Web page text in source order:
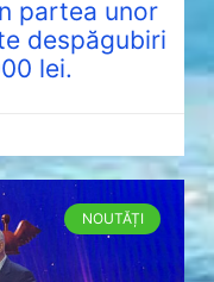
partea unor
despăgubiri
lei.
NOUTĂȚI